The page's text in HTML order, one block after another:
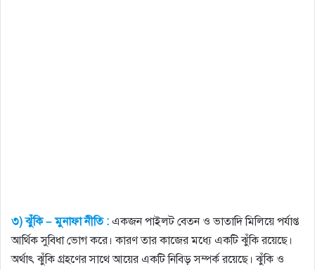
৩) ঝুঁকি – মুনাফা নীতি : একজন পাইলট বেতন ও ভাতাদি মিলিয়ে পর্যাপ্ত
আর্থিক সুবিধা ভােগ করে। কারণ তার কাজের মধ্যে একটি ঝুঁকি রয়েছে।
অর্থাৎ ঝুঁকি গ্রহণের সাথে আয়ের একটি নিবিড় সম্পর্ক রয়েছে। ঝুঁকি ও